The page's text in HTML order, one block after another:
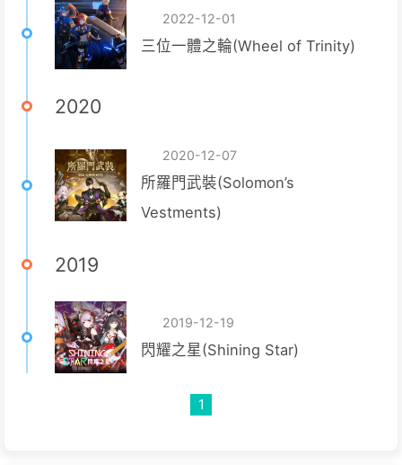
2022-12-01
三位一體之輪(Wheel of Trinity)
2020
2020-12-07
所羅門武裝(Solomon’s
Vestments)
2019
2019-12-19
閃耀之星(Shining Star)
1